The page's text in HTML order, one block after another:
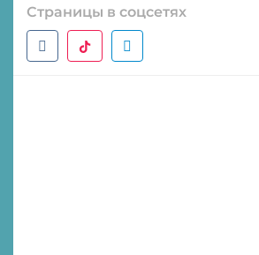
Страницы в соцсетях